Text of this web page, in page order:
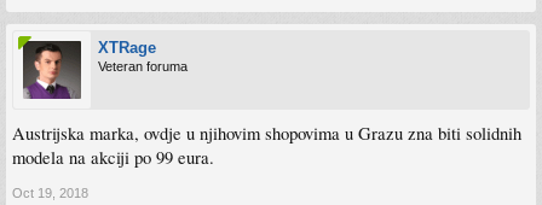
XTRage
Veteran foruma
Austrijska marka, ovdje u njihovim shopovima u Grazu zna biti solidnih
modela na akciji po 99 eura.
Oct 19, 2018